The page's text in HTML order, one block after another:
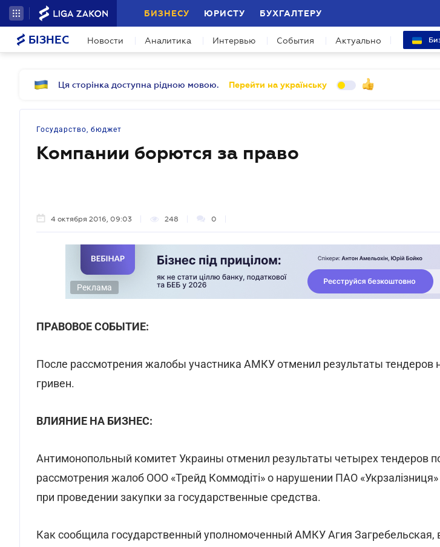
БИЗНЕСУ ЮРИСТУ БУХГАЛТЕРУ
БІЗНЕС Новости Аналитика Интервью События Актуально
Ця сторінка доступна рідною мовою. Перейти на українську
Государство, бюджет
Компании борются за право
4 октября 2016, 09:03 248 0
Реклама
ПРАВОВОЕ СОБЫТИЕ:
После рассмотрения жалобы участника АМКУ отменил результаты тендеров
гривен.
ВЛИЯНИЕ НА БИЗНЕС:
Антимонопольный комитет Украины отменил результаты четырех тендеров
рассмотрения жалоб ООО «Трейд Коммодіті» о нарушении ПАО
при проведении закупки за государственные средства.
Как сообщила государственный уполномоченный АМКУ Агия Загребельская,